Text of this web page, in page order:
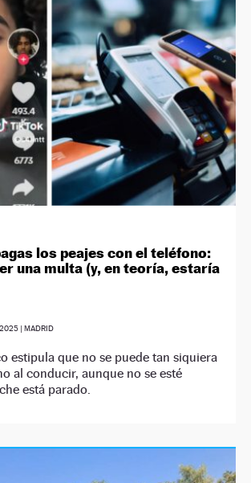
los peajes con el teléfono:
una multa (y, en teoría, estaría
| MADRID
estipula que no se puede tan siquiera
al conducir, aunque no se esté
está parado.